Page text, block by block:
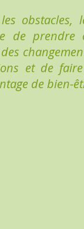
obstacles,
de prendre
et de
de bien-